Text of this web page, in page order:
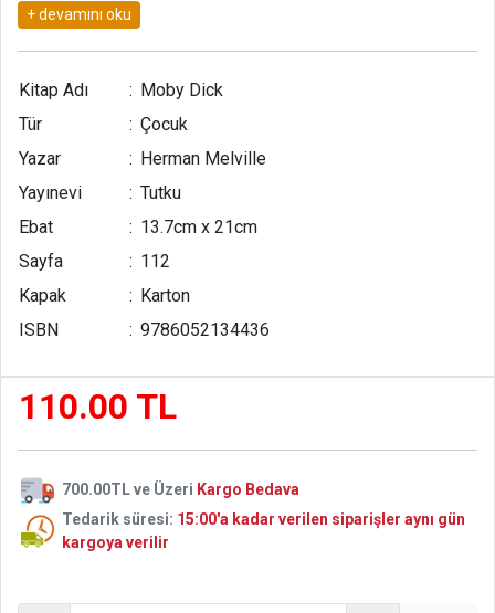
yolculuğa çıkar.
Kitap Adı : Moby Dick
Tür
: Çocuk
Yazar
: Herman Melville
Yayınevi
: Tutku
Ebat
: 13.7cm x 21cm
Sayfa
: 112
Kapak
: Karton
ISBN
: 9786052134436
110.00 TL
700.00TL ve Üzeri Kargo Bedava
Tedarik süresi: 15:00'a kadar verilen siparişler aynı gün
kargoya verilir